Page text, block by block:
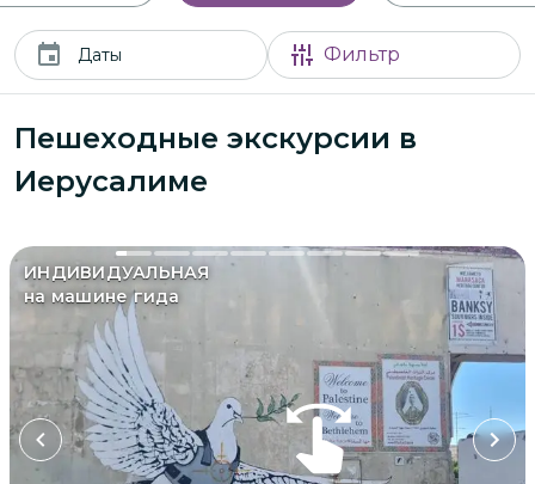
Даты Фильтр
Пешеходные экскурсии в
Иерусалиме
ИНДИВИДУАЛЬНАЯ
на машине гида